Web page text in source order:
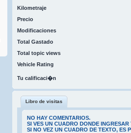
Kilometraje
Precio
Modificaciones
Total Gastado
Total topic views
Vehicle Rating
Tu calificaci�n
Libro de visitas
NO HAY COMENTARIOS.
SI VES UN CUADRO DONDE
SI NO VEZ UN CUADRO DE TEXTO, ES